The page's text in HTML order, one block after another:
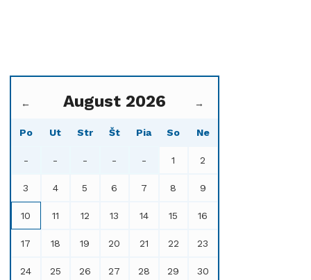
← August 2026 →
Po Ut Str Št Pia So Ne
- - - - - 1 2
3 4 5 6 7 8 9
10 11 12 13 14 15 16
17 18 19 20 21 22 23
24 25 26 27 28 29 30